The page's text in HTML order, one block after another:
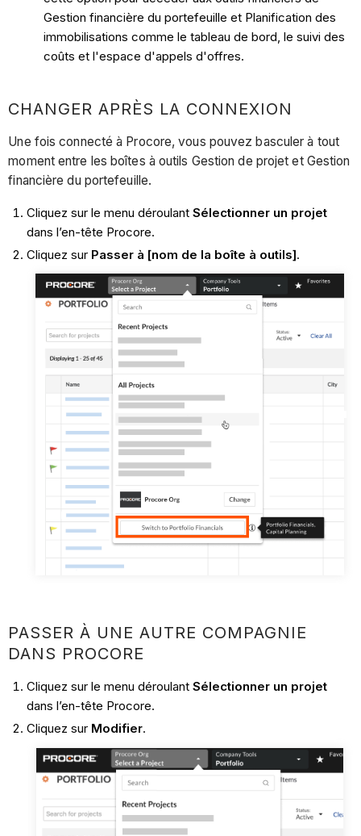
Gestion financière du portefeuille et Planification des
immobilisations comme le tableau de bord, le suivi des
coûts et l'espace d'appels d'offres.
CHANGER APRÈS LA CONNEXION
Une fois connecté à Procore, vous pouvez basculer à tout
moment entre les boîtes à outils Gestion de projet et Gestion
financière du portefeuille.
Cliquez sur le menu déroulant Sélectionner un projet
dans l’en-tête Procore.
Cliquez sur Passer à [nom de la boîte à outils].
PASSER À UNE AUTRE COMPAGNIE
DANS PROCORE
Cliquez sur le menu déroulant Sélectionner un projet
dans l’en-tête Procore.
Cliquez sur Modifier.